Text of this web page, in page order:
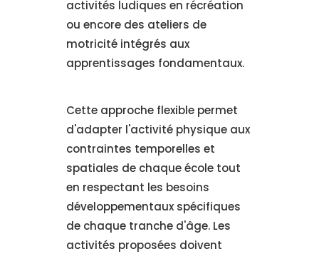
activités ludiques en récréation
ou encore des ateliers de
motricité intégrés aux
apprentissages fondamentaux.
Cette approche flexible permet
d'adapter l'activité physique aux
contraintes temporelles et
spatiales de chaque école tout
en respectant les besoins
développementaux spécifiques
de chaque tranche d'âge. Les
activités proposées doivent